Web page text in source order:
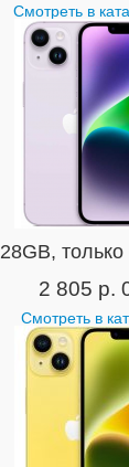
Смотреть в
2 805 р.
Смотреть в